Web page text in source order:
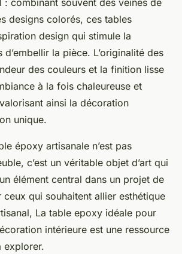
: combinant souvent des veines de
designs colorés, ces tables
design qui stimule la
la pièce. L’originalité des
des couleurs et la finition lisse
à la fois chaleureuse et
ainsi la décoration
unique.
époxy artisanale n’est pas
c’est un véritable objet d’art qui
élément central dans un projet de
qui souhaitent allier esthétique
La table epoxy idéale pour
intérieure est une ressource
explorer.